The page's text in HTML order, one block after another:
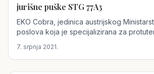
Austrija
jurišne puške STG 77A3
EKO Cobra, jedinica austrijskog Ministarstva unutarnjih
poslova koja je specijalizirana za
7. srpnja 2021.